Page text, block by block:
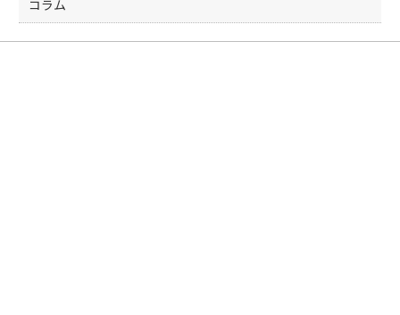
コラム